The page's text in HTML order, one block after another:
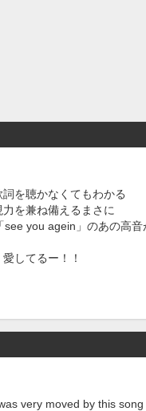
を聴かなくてもわかる
を兼ね備えるまさに
you agein」のあの高
してるー！！
very moved by this